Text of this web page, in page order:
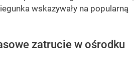
wskazywały na popularną
zatrucie w ośrodku